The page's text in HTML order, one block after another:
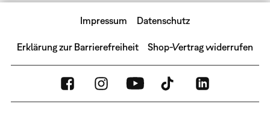
Impressum Datenschutz
Erklärung zur Barrierefreiheit Shop-Vertrag widerrufen